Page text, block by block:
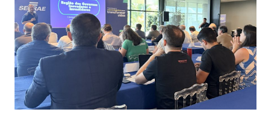
em diferentes modalidades esportivas, palestras e uma
programação dedicada a promover a integração, o respeito e
o desenvolvimento pessoal e social através do esporte. A
abertura oficial, com direto a cerimônia, aconteceu no dia 20
de julho (segunda-feira) e o ence...